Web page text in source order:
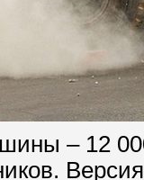
– 12